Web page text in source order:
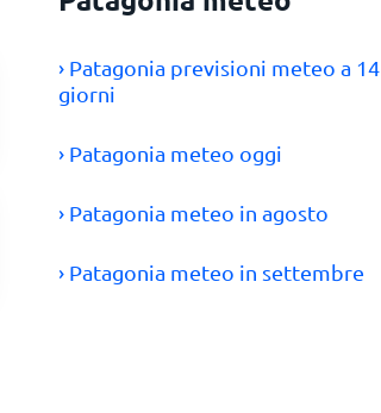
› Patagonia previsioni meteo a 14
giorni
› Patagonia meteo oggi
› Patagonia meteo in agosto
› Patagonia meteo in settembre